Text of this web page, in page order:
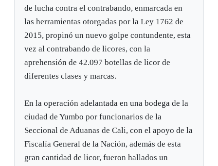
de lucha contra el contrabando, enmarcada en
las herramientas otorgadas por la Ley 1762 de
2015, propinó un nuevo golpe contundente, esta
vez al contrabando de licores, con la
aprehensión de 42.097 botellas de licor de
diferentes clases y marcas.
En la operación adelantada en una bodega de la
ciudad de Yumbo por funcionarios de la
Seccional de Aduanas de Cali, con el apoyo de la
Fiscalía General de la Nación, además de esta
gran cantidad de licor, fueron hallados un